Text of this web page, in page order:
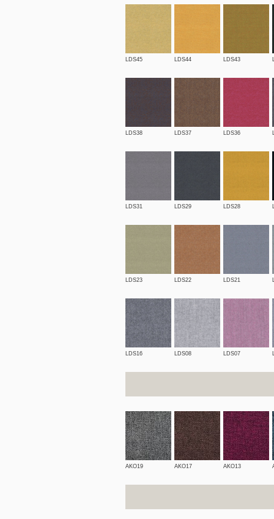
LDS45 LDS44 LDS43
LDS38 LDS37 LDS36
LDS31 LDS29 LDS28
LDS23 LDS22 LDS21
LDS16 LDS08 LDS07
AKO19 AKO17 AKO13